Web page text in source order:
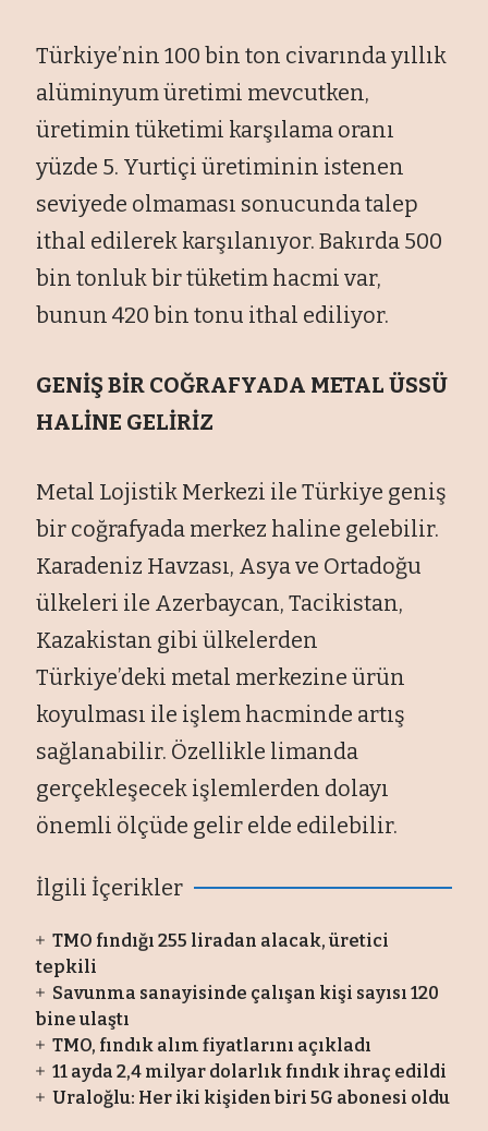
Türkiye’nin 100 bin ton civarında yıllık
alüminyum üretimi mevcutken,
üretimin tüketimi karşılama oranı
yüzde 5. Yurtiçi üretiminin istenen
seviyede olmaması sonucunda talep
ithal edilerek karşılanıyor. Bakırda 500
bin tonluk bir tüketim hacmi var,
bunun 420 bin tonu ithal ediliyor.
GENİŞ BİR COĞRAFYADA METAL ÜSSÜ
HALİNE GELİRİZ
Metal Lojistik Merkezi ile Türkiye geniş
bir coğrafyada merkez haline gelebilir.
Karadeniz Havzası, Asya ve Ortadoğu
ülkeleri ile Azerbaycan, Tacikistan,
Kazakistan gibi ülkelerden
Türkiye’deki metal merkezine ürün
koyulması ile işlem hacminde artış
sağlanabilir. Özellikle limanda
gerçekleşecek işlemlerden dolayı
önemli ölçüde gelir elde edilebilir.
İlgili İçerikler
TMO fındığı 255 liradan alacak, üretici
tepkili
Savunma sanayisinde çalışan kişi sayısı 120
bine ulaştı
TMO, fındık alım fiyatlarını açıkladı
11 ayda 2,4 milyar dolarlık fındık ihraç edildi
Uraloğlu: Her iki kişiden biri 5G abonesi oldu